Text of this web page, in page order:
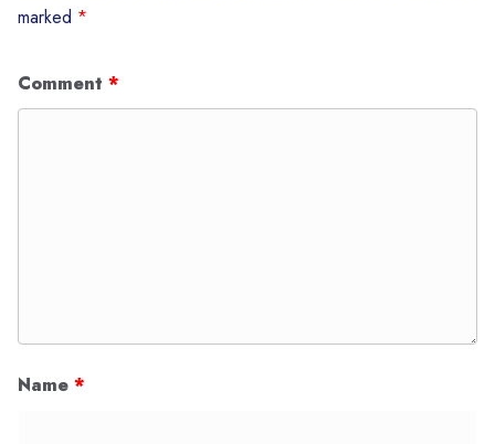
marked *
Comment *
Name *